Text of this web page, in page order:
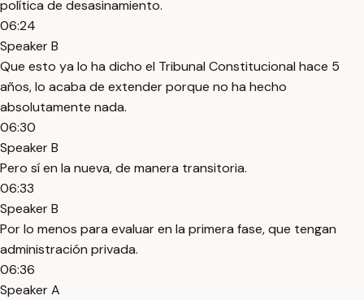
política de desasinamiento.
06:24
Speaker B
Que esto ya lo ha dicho el Tribunal Constitucional hace 5
años, lo acaba de extender porque no ha hecho
absolutamente nada.
06:30
Speaker B
Pero sí en la nueva, de manera transitoria.
06:33
Speaker B
Por lo menos para evaluar en la primera fase, que tengan
administración privada.
06:36
Speaker A